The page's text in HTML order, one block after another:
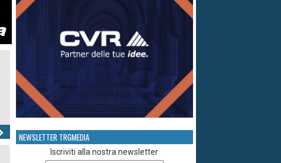
NEWSLETTER TRGMEDIA
Iscriviti alla nostra newsletter